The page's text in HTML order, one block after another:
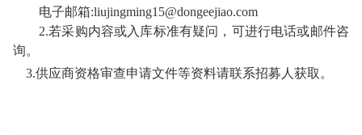
电子邮箱:liujingming15@dongeejiao.com
2.若采购内容或入库标准有疑问，可进行电话或邮件咨
询。
3.供应商资格审查申请文件等资料请联系招募人获取。